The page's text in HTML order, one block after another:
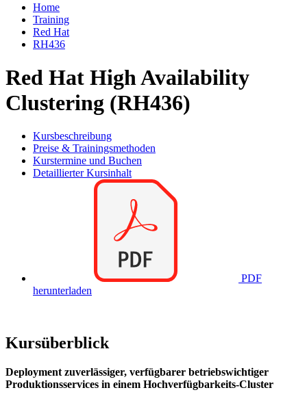
Home
Training
Red Hat
RH436
Red Hat High Availability
Clustering (RH436)
Kursbeschreibung
Preise & Trainingsmethoden
Kurstermine und Buchen
Detaillierter Kursinhalt
PDF
herunterladen
Kursüberblick
Deployment zuverlässiger, verfügbarer betriebswichtiger
Produktionsservices in einem Hochverfügbarkeits-Cluster